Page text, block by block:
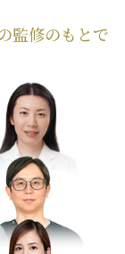
監修のもとで